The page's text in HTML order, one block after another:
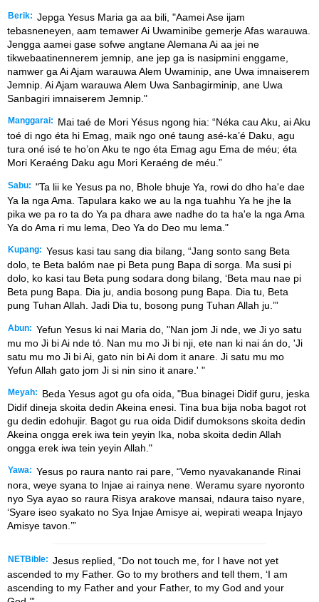
Berik: Jepga Yesus Maria ga aa bili, "Aamei Ase ijam
tebasneneyen, aam temawer Ai Uwaminibe gemerje Afas warauwa.
Jengga aamei gase sofwe angtane Alemana Ai aa jei ne
tikwebaatinennerem jemnip, ane jep ga is nasipmini enggame,
namwer ga Ai Ajam warauwa Alem Uwaminip, ane Uwa imnaiserem
Jemnip. Ai Ajam warauwa Alem Uwa Sanbagirminip, ane Uwa
Sanbagiri imnaiserem Jemnip."
Manggarai:
Mai taé de Mori Yésus ngong hia: “Néka cau Aku, ai Aku
toé di ngo éta hi Emag, maik ngo oné taung asé-ka’é Daku, agu
tura oné isé te ho’on Aku te ngo éta Emag agu Ema de méu; éta
Mori Keraéng Daku agu Mori Keraéng de méu.”
Sabu: "Ta lii ke Yesus pa no, Bhole bhuje Ya, rowi do dho ha'e dae
Ya la nga Ama. Tapulara kako we au la nga tuahhu Ya he jhe la
pika we pa ro ta do Ya pa dhara awe nadhe do ta ha'e la nga Ama
Ya do Ama ri mu lema, Deo Ya do Deo mu lema."
Kupang: Yesus kasi tau sang dia bilang, “Jang sonto sang Beta
dolo, te Beta balóm nae pi Beta pung Bapa di sorga. Ma susi pi
dolo, ko kasi tau Beta pung sodara dong bilang, ‘Beta mau nae pi
Beta pung Bapa. Dia ju, andia bosong pung Bapa. Dia tu, Beta
pung Tuhan Allah. Jadi Dia tu, bosong pung Tuhan Allah ju.’”
Abun: Yefun Yesus ki nai Maria do, "Nan jom Ji nde, we Ji yo satu
mu mo Ji bi Ai nde tó. Nan mu mo Ji bi nji, ete nan ki nai án do, 'Ji
satu mu mo Ji bi Ai, gato nin bi Ai dom it anare. Ji satu mu mo
Yefun Allah gato jom Ji si nin sino it anare.' "
Meyah:
Beda Yesus agot gu ofa oida, "Bua binagei Didif guru, jeska
Didif dineja skoita dedin Akeina enesi. Tina bua bija noba bagot rot
gu dedin edohujir. Bagot gu rua oida Didif dumoksons skoita dedin
Akeina ongga erek iwa tein yeyin Ika, noba skoita dedin Allah
ongga erek iwa tein yeyin Allah."
Yawa: Yesus po raura nanto rai pare, “Vemo nyavakanande Rinai
nora, weye syana to Injae ai rainya nene. Weramu syare nyoronto
nyo Sya ayao so raura Risya arakove mansai, ndaura taiso nyare,
‘Syare iseo syakato no Sya Injae Amisye ai, wepirati weapa Injayo
Amisye tavon.’”
NETBible: Jesus replied, “Do not touch me, for I have not yet
ascended to my Father. Go to my brothers and tell them, ‘I am
ascending to my Father and your Father, to my God and your